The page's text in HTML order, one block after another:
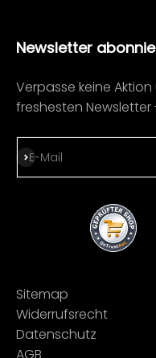
Newsletter
Verpasse keine
freshesten
E-Mail
Abonnieren
Sitemap
Widerrufsrecht
Datenschutz